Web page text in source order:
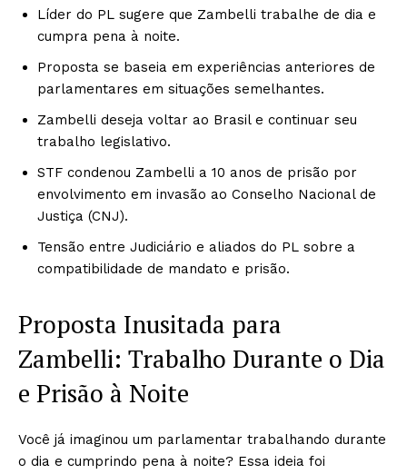
Líder do PL sugere que Zambelli trabalhe de dia e
cumpra pena à noite.
Proposta se baseia em experiências anteriores de
parlamentares em situações semelhantes.
Zambelli deseja voltar ao Brasil e continuar seu
trabalho legislativo.
STF condenou Zambelli a 10 anos de prisão por
envolvimento em invasão ao Conselho Nacional de
Justiça (CNJ).
Tensão entre Judiciário e aliados do PL sobre a
compatibilidade de mandato e prisão.
Proposta Inusitada para
Zambelli: Trabalho Durante o Dia
e Prisão à Noite
Você já imaginou um parlamentar trabalhando durante
o dia e cumprindo pena à noite? Essa ideia foi